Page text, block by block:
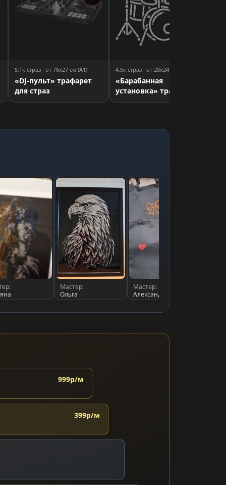
5,1к страз · от 76x27 см (A1)
«DJ-пульт» трафарет
для страз
4,5к страз · от 28x24 см (A3)
«Барабанная
установка» трафарет
для страз
Мастер:
Ольга
Мастер:
Александрушка
999р/м
399р/м